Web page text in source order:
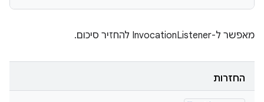
מאפשר ל-InvocationListener להחזיר סיכום.
החזרות